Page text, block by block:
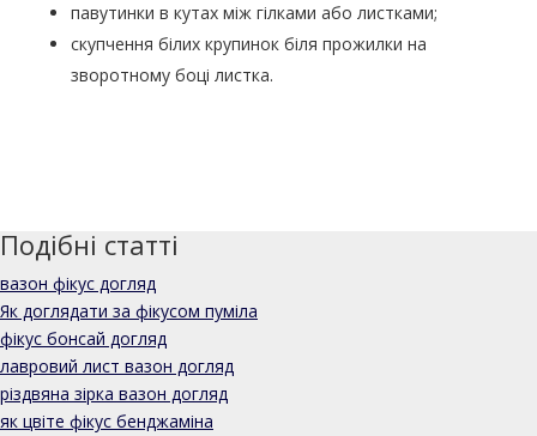
павутинки в кутах між гілками або листками;
скупчення білих крупинок біля прожилки на
зворотному боці листка.
Подібні статті
вазон фікус догляд
Як доглядати за фікусом пуміла
фікус бонсай догляд
лавровий лист вазон догляд
різдвяна зірка вазон догляд
як цвіте фікус бенджаміна